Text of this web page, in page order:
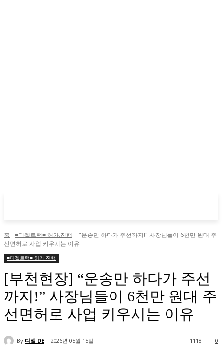
홈 ■디젤트럭■ 허가.진행
"운송만 하다가 주선까지!" 사장님들이 6천만 원대 주
선면허로 사업 키우시는 이유
■디젤트럭■ 허가.진행
[부천현장] “운송만 하다가 주선
까지!” 사장님들이 6천만 원대 주
선면허로 사업 키우시는 이유
By 디젤 DE 2026년 05월 15일 0
1118